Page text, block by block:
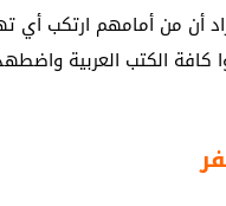
أن من أمامهم ارتكب
كافة الكتب العربية